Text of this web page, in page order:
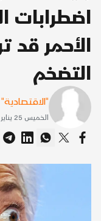
اضطرابات
الأحمر قد
التضخم
"الاقتصادية"
الخميس 25 يناير 2024 20:29